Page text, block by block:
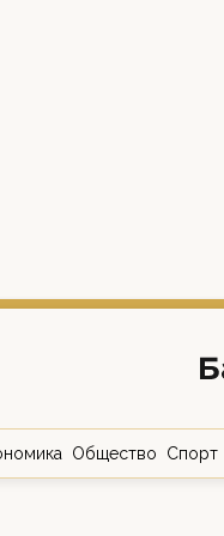
Общество Спорт